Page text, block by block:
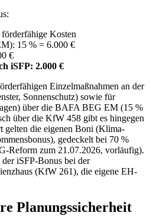
Kosten
15 % = 6.000 €
€
iSFP: 2.000 €
Einzelmaßnahmen an der
Sonnenschutz) sowie für
über die BAFA BEG EM (15 %
über die KfW 458 gibt es hingegen
die eigenen Boni (Klima-
gedeckelt bei 70 %
Reform zum 21.07.2026, vorläufig).
iSFP-Bonus bei der
(KfW 261), die eigene EH-
Planungssicherheit